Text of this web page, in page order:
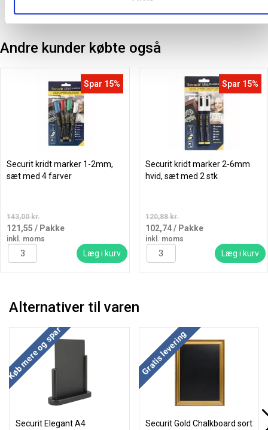
Andre kunder købte også
Spar 15%
Securit kridt marker 1-2mm,
sæt med 4 farver
143,00 kr.
121,55 / Pakke
inkl. moms
Læg i kurv
Spar 15%
Securit kridt marker 2-6mm
hvid, sæt med 2 stk
120,88 kr.
102,74/ Pakke
inkl. moms
Læg i kurv
Alternativer til varen
Køb mere og spar
Securit Elegant A4
Køb mere og spar
Gratis levering
Securit Gold Chalkboard sort